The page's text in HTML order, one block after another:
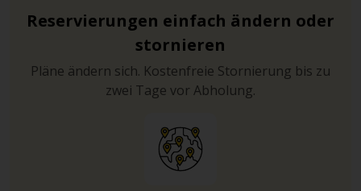
Reservierungen einfach ändern oder
stornieren
Pläne ändern sich. Kostenfreie Stornierung bis zu
zwei Tage vor Abholung.